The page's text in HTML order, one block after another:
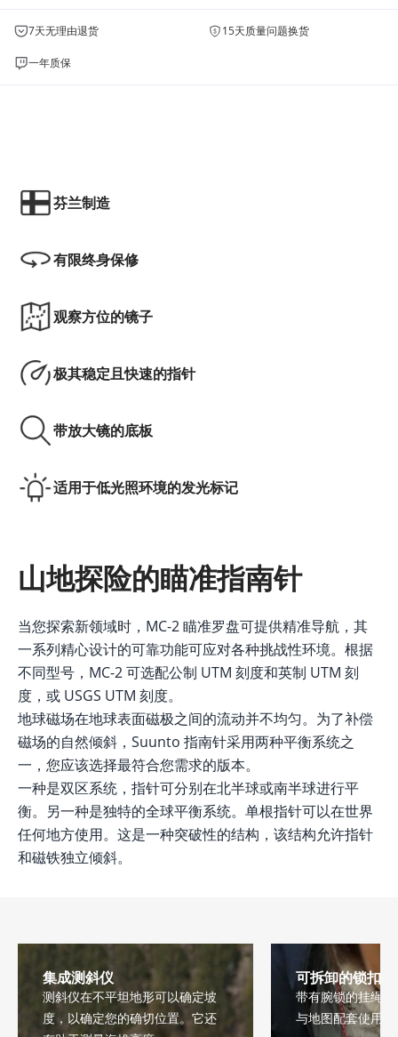
7天无理由退货 15天质量问题换货
一年质保
芬兰制造
有限终身保修
观察方位的镜子
极其稳定且快速的指针
带放大镜的底板
适用于低光照环境的发光标记
山地探险的瞄准指南针
当您探索新领域时，MC-2 瞄准罗盘可提供精准导航，其
一系列精心设计的可靠功能可应对各种挑战性环境。根据
不同型号，MC-2 可选配公制 UTM 刻度和英制 UTM 刻
度，或 USGS UTM 刻度。
地球磁场在地球表面磁极之间的流动并不均匀。为了补偿
磁场的自然倾斜，Suunto 指南针采用两种平衡系统之
一，您应该选择最符合您需求的版本。
一种是双区系统，指针可分别在北半球或南半球进行平
衡。另一种是独特的全球平衡系统。单根指针可以在世界
任何地方使用。这是一种突破性的结构，该结构允许指针
和磁铁独立倾斜。
集成测斜仪
测斜仪在不平坦地形可以确定坡
度，以确定您的确切位置。它还
可拆卸的锁扣
带有腕锁的挂绳
与地图配套使用。